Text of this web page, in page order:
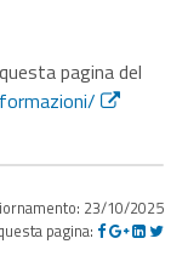
pagina del
23/10/2025
pagina: